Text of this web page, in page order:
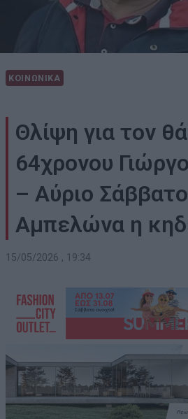
ΚΟΙΝΩΝΙΚΑ
Θλίψη για τον
64χρονου
– Αύριο
Αμπελώνα η
15/05/2026 , 19:34